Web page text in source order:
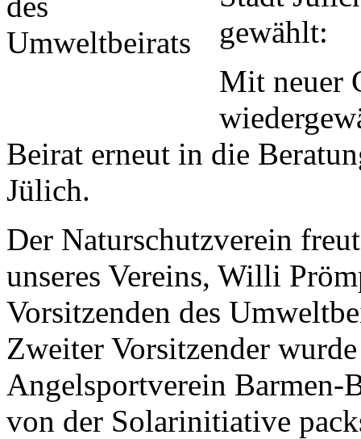
gewählt:
Mit neuer
Beirat erneut in die
Jülich.
Der Naturschutzverein
unseres Vereins, Willi
Vorsitzenden des
Zweiter Vorsitzender
Angelsportverein
von der Solarinitiative